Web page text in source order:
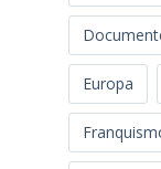
Europa